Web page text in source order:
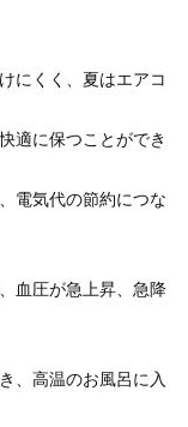
にくく、夏はエアコ
適に保つことができ
電気代の節約につな
血圧が急上昇、急降
、高温のお風呂に入